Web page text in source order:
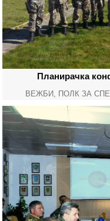
Планирачка
ВЕЖБИ, ПОЛК ЗА